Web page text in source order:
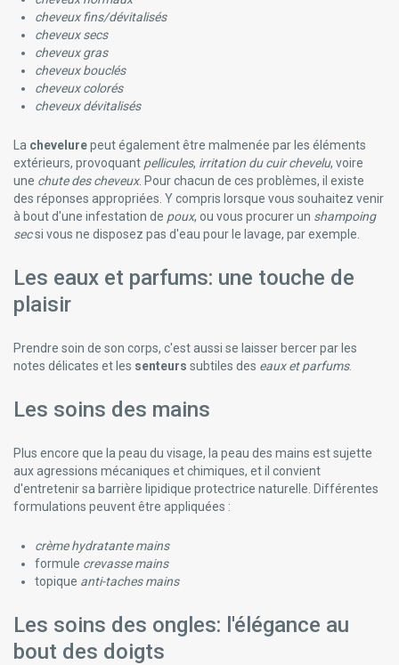
Nobacter
Nutri Expert Laboratoires Ineldea
Nutrilife
Nuxe - Produits Visage Et Corps Nuxe
Nycomed
Odass Vernis Et Soins Ongles
Olivenöl Medipharma
Olmavita Produits
Omnivit Sanofi
Oracoat
Oral B
Organyc Produits Hygiène Intime
Parodontax Problèmes De Gencives Sensibilté
Parogencyl
Pca Skin Cosmétique
Pharmacie Du Globe
Pharmaglobe
Phyto Cheveux Produits
Pierre Fabre Oral Care
Pileje Compléments Alimentaires
Pilos
Plic Beauty
Protefix
Puratopix
Puressentiel Produits Aromathérapique
Qualiphar
Rausch
Raz Baby
cheveux fins/dévitalisés
cheveux secs
cheveux gras
cheveux bouclés
cheveux colorés
cheveux dévitalisés
La chevelurepeut également être malmenée par les éléments
extérieurs, provoquant pellicules, irritation du cuir chevelu, voire
une chute des cheveux. Pour chacun de ces problèmes, il existe
des réponses appropriées. Y compris lorsque vous souhaitez venir
à bout d'une infestation de poux, ou vous procurer un shampoing
secsi vous ne disposez pas d'eau pour le lavage, par exemple.
Les eaux et parfums: une touche de
plaisir
Prendre soin de son corps, c'est aussi se laisser bercer par les
notes délicates et les senteurs subtiles des eaux et parfums.
Les soins des mains
Plus encore que la peau du visage, la peau des mains est sujette
aux agressions mécaniques et chimiques, et il convient
d'entretenir sa barrière lipidique protectrice naturelle. Différentes
formulations peuvent être appliquées :
crème hydratante mains
formule crevasse mains
topique anti-taches mains
Les soins des ongles: l'élégance au
bout des doigts